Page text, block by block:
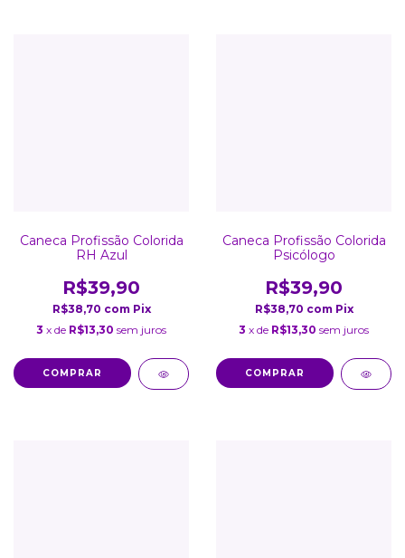
Caneca Profissão Colorida
RH Azul
R$39,90
R$38,70 com Pix
3 x de R$13,30 sem juros
COMPRAR
Caneca Profissão Colorida
Psicólogo
R$39,90
R$38,70 com Pix
3 x de R$13,30 sem juros
COMPRAR